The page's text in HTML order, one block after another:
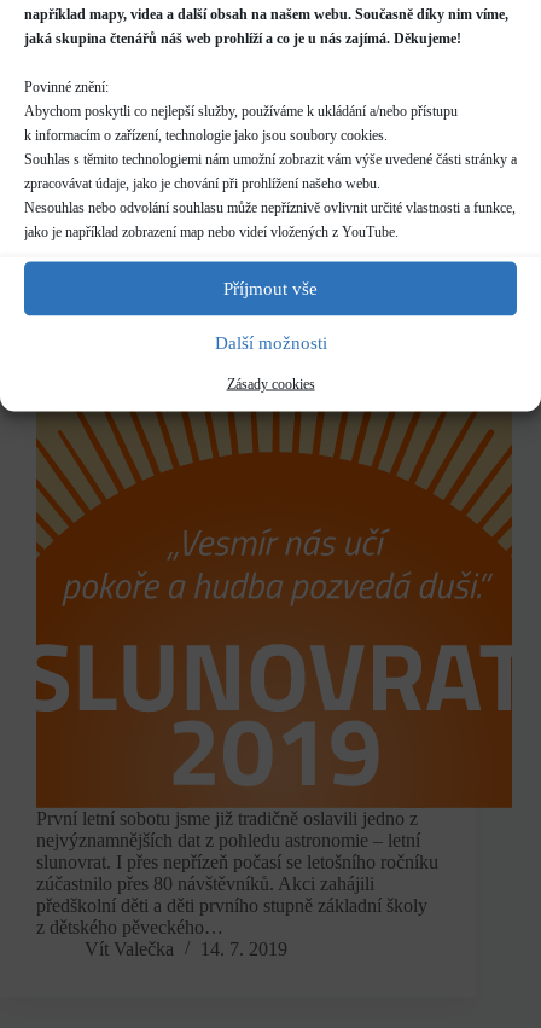
například mapy, videa a další obsah na našem webu. Současně díky nim víme,
jaká skupina čtenářů náš web prohlíží a co je u nás zajímá. Děkujeme!
Povinné znění:
Abychom poskytli co nejlepší služby, používáme k ukládání a/nebo přístupu
k informacím o zařízení, technologie jako jsou soubory cookies.
Souhlas s těmito technologiemi nám umožní zobrazit vám výše uvedené části stránky a
zpracovávat údaje, jako je chování při prohlížení našeho webu.
Nesouhlas nebo odvolání souhlasu může nepříznivě ovlivnit určité vlastnosti a funkce,
jako je například zobrazení map nebo videí vložených z YouTube.
Příjmout vše
Další možnosti
Zásady cookies
nejvýznamnějších dat z pohledu astronomie – letní
slunovrat. Letošního ročníku se zúčastnilo více než
krásné vystoupení Komorního sbor Dvořák. Druhou
Vít Valečka
24. 6. 2024 1 Comment
První letní sobotu jsme již tradičně oslavili jedno z
nejvýznamnějších dat z pohledu astronomie – letní
slunovrat. I přes nepřízeň počasí se letošního ročníku
zúčastnilo přes 80 návštěvníků. Akci zahájili
předškolní děti a děti prvního stupně základní školy
z dětského pěveckého…
Vít Valečka
14. 7. 2019